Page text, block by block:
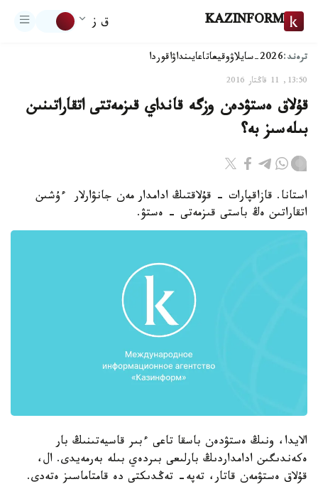
KAZINFORM ق ز
ترەند:2026-سايلاۋ وقيعاتاعايىنداۋاقوردا
13:50, 11 قاڭتار 2016
قۇلاق ەستۋدەن وزگە قانداي قىزمەتتى اتقاراتىنىن
بىلەسىز بە؟
استانا. قازاقپارات - قۇلاقتىڭ ادامدار مەن جانۋارلار ءۇشىن
اتقاراتىن ەڭ باستى قىزمەتى - ەستۋ.
الايدا، ونىڭ ەستۋدەن باسقا تاعى ءبىر قاسيەتىنىڭ بار
ەكەندىگىن ادامداردىڭ بارلىعى بىردەي بىلە بەرمەيدى. ال،
قۇلاق ەستۋمەن قاتار، تەپە- تەڭدىكتى دە قامتاماسىز ەتەدى.